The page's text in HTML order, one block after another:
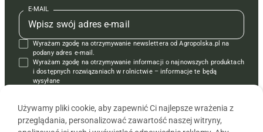
Kontakt
Regulamin
Polityka prywatności
Redakcja
Kontakt
Reklama
Reklama
Kontakt
Krzyżówki
Książki
Regulamin
E-MAIL
Wyrażam zgodę na otrzymywanie newslettera od Agropolska.pl na
podany adres e-mail.
Wyrażam zgodę na otrzymywanie informacji o najnowszych produktach
i dostępnych rozwiązaniach w rolnictwie – informacje te będą
wysyłane
Używamy pliki cookie, aby zapewnić Ci najlepsze wrażenia z
przeglądania, personalizować zawartość naszej witryny,